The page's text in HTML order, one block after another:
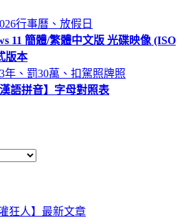
行事曆、放假日
11 簡體/繁體中文版 光碟映像 (ISO
版本
年、罰30萬、扣駕照牌照
語拼音】字母對照表